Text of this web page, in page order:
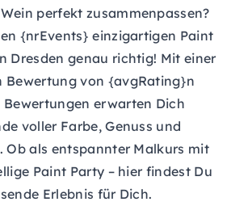
perfekt zusammenpassen?
{nrEvents} einzigartigen Paint
Dresden genau richtig! Mit einer
von {avgRating}n
erwarten Dich
voller Farbe, Genuss und
Ob als entspannter Malkurs mit
Paint Party – hier findest Du
Erlebnis für Dich.